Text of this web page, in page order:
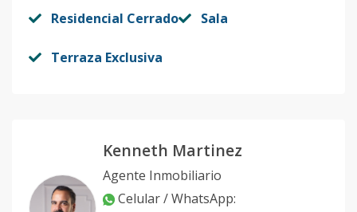
Residencial Cerrado Sala
Terraza Exclusiva
Kenneth Martinez
Agente Inmobiliario
Celular / WhatsApp: